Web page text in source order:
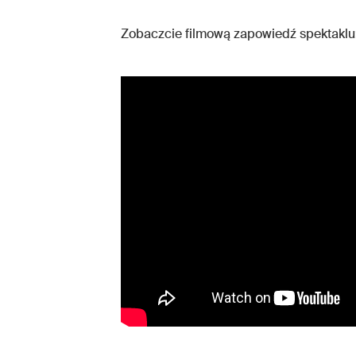
Zobaczcie filmową zapowiedź